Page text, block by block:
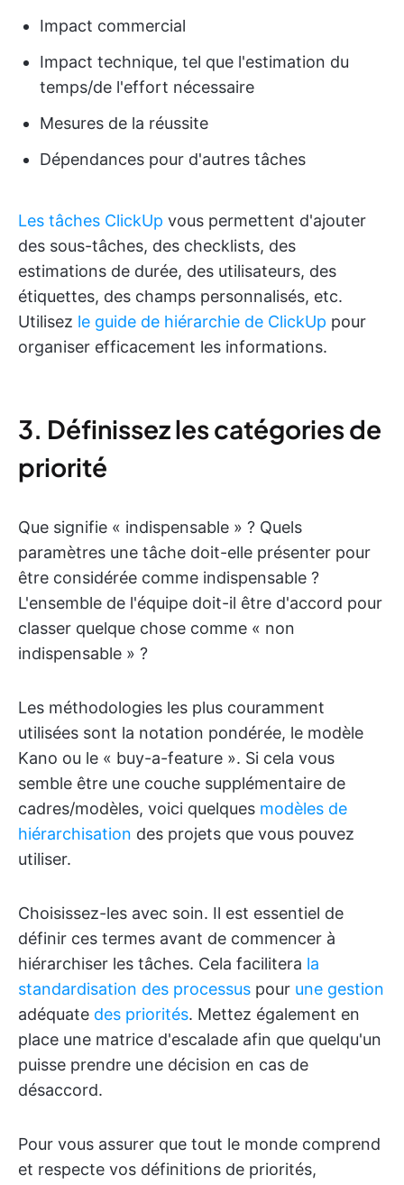
Impact commercial
Impact technique, tel que l'estimation du
temps/de l'effort nécessaire
Mesures de la réussite
Dépendances pour d'autres tâches
Les tâches ClickUp vous permettent d'ajouter
des sous-tâches, des checklists, des
estimations de durée, des utilisateurs, des
étiquettes, des champs personnalisés, etc.
Utilisez le guide de hiérarchie de ClickUp pour
organiser efficacement les informations.
3. Définissez les catégories de
priorité
Que signifie « indispensable » ? Quels
paramètres une tâche doit-elle présenter pour
être considérée comme indispensable ?
L'ensemble de l'équipe doit-il être d'accord pour
classer quelque chose comme « non
indispensable » ?
Les méthodologies les plus couramment
utilisées sont la notation pondérée, le modèle
Kano ou le « buy-a-feature ». Si cela vous
semble être une couche supplémentaire de
cadres/modèles, voici quelques modèles de
hiérarchisation des projets que vous pouvez
utiliser.
Choisissez-les avec soin. Il est essentiel de
définir ces termes avant de commencer à
hiérarchiser les tâches. Cela facilitera la
standardisation des processus pour une gestion
adéquate des priorités. Mettez également en
place une matrice d'escalade afin que quelqu'un
puisse prendre une décision en cas de
désaccord.
Pour vous assurer que tout le monde comprend
et respecte vos définitions de priorités,